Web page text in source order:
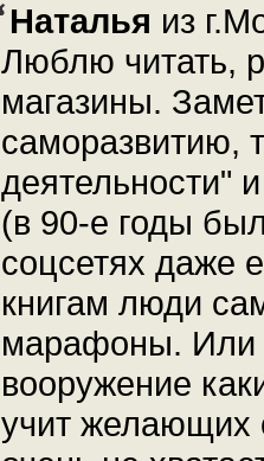
Наталья из
Люблю читать,
магазины.
саморазвитию,
деятельности"
(в 90-е годы
соцсетях даже
книгам люди
марафоны. Или
вооружение
учит желающих